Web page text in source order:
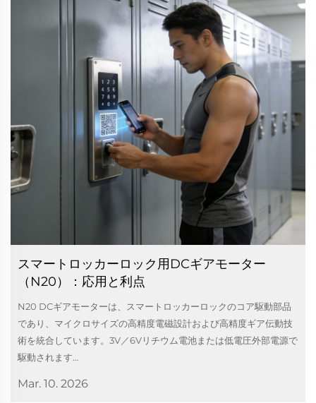
スマートロッカーロック用DCギアモーター
（N20）：応用と利点
N20 DCギアモーターは、スマートロッカーロックのコア駆動部品
であり、マイクロサイズの高精度電磁設計および高精度ギア伝動技
術を統合しています。3V／6Vリチウム電池または低電圧外部電源で
駆動されます…
Mar. 10. 2026